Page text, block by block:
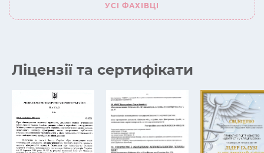
УСІ ФАХІВЦІ
Ліцензії та сертифікати